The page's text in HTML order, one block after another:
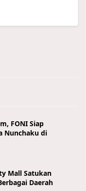
FONI Siap
Nunchaku di
Mall Satukan
Daerah